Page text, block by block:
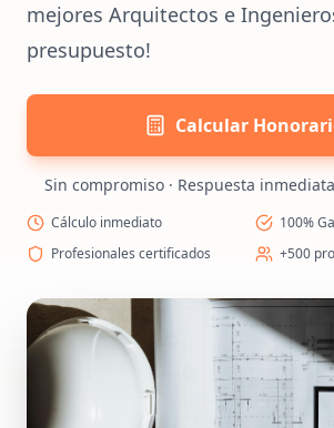
mejores Arquitectos e
presupuesto!
Calcular
Sin compromiso · Respuesta
Cálculo inmediato
100%
Profesionales certificados
+500